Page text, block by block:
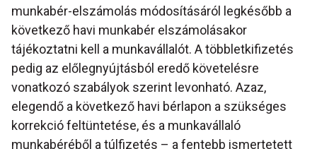
munkabér-elszámolás módosításáról legkésőbb a
következő havi munkabér elszámolásakor
tájékoztatni kell a munkavállalót. A többletkifizetés
pedig az előlegnyújtásból eredő követelésre
vonatkozó szabályok szerint levonható. Azaz,
elegendő a következő havi bérlapon a szükséges
korrekció feltüntetése, és a munkavállaló
munkabéréből a túlfizetés – a fentebb ismertetett